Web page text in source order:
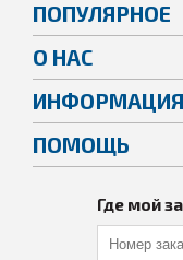
ПОПУЛЯРНОЕ
О НАС
ИНФОРМАЦИЯ
ПОМОЩЬ
Где мой